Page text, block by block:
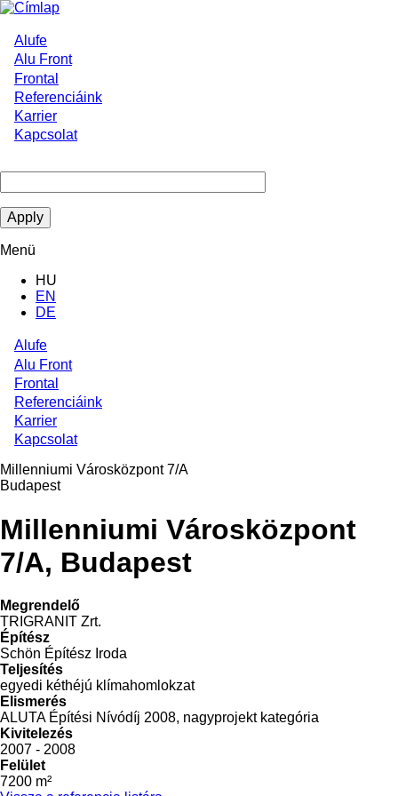
Ugrás
tartalomra
Main
navigation
Alufe
Alu Front
Frontal
Referenciáink
Karrier
Kapcsolat
Menü
HU
EN
DE
Main
navigation
Alufe
Alu Front
Frontal
Referenciáink
Karrier
Kapcsolat
Millenniumi Városközpont 7/A
Budapest
Millenniumi Városközpont
7/A, Budapest
Megrendelő
TRIGRANIT Zrt.
Építész
Schön Építész Iroda
Teljesítés
egyedi kéthéjú klímahomlokzat
Elismerés
ALUTA Építési Nívódíj 2008, nagyprojekt kategória
Kivitelezés
2007 - 2008
Felület
7200 m²